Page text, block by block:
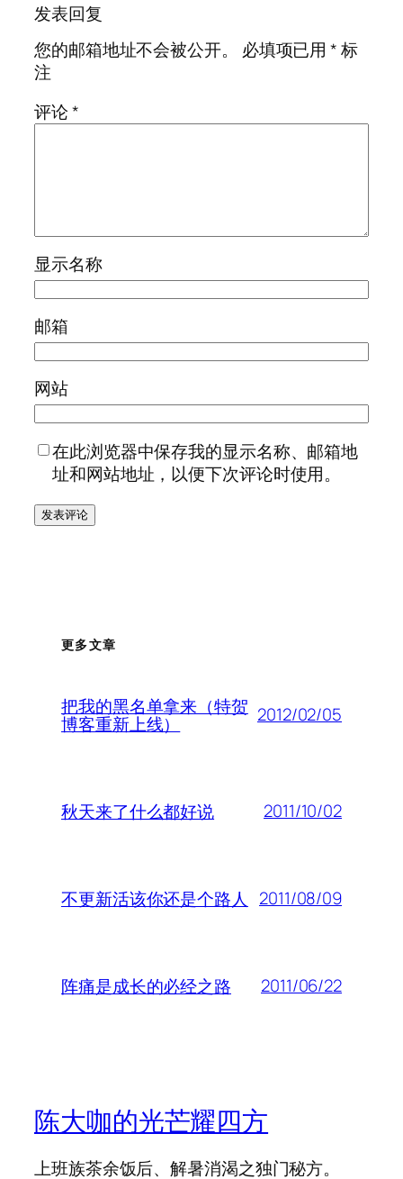
发表回复
您的邮箱地址不会被公开。
必填项已用*标
注
评论*
显示名称
邮箱
网站
在此浏览器中保存我的显示名称、邮箱地
址和网站地址，以便下次评论时使用。
更多文章
把我的黑名单拿来（特贺
博客重新上线） 2012/02/05
秋天来了什么都好说 2011/10/02
不更新活该你还是个路人 2011/08/09
阵痛是成长的必经之路 2011/06/22
陈大咖的光芒耀四方
上班族茶余饭后、解暑消渴之独门秘方。